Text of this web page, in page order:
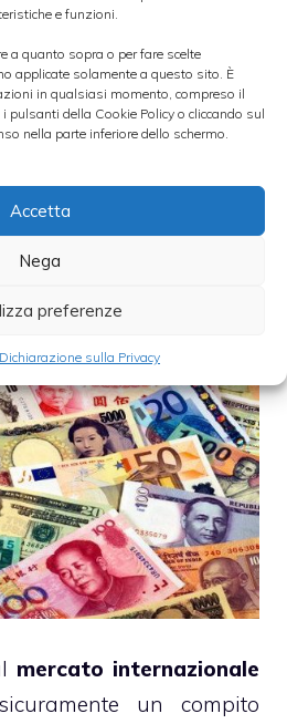
e funzioni.
a quanto sopra o per fare scelte
applicate solamente a questo sito. È
in qualsiasi momento, compreso il
pulsanti della Cookie Policy o cliccando sul
nella parte inferiore dello schermo.
Accetta
Nega
preferenze
Dichiarazione sulla Privacy
9.946 punti.
nel secondo
mercato internazionale
un compito